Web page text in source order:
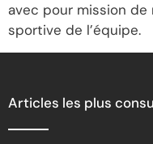
avec pour mission
sportive de l’équipe.
Articles les plus